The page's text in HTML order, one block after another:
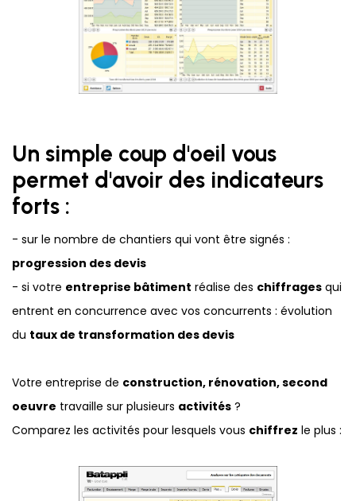
Un simple coup d'oeil vous
permet d'avoir des indicateurs
forts :
- sur le nombre de chantiers qui vont être signés :
progression des devis
- si votre entreprise bâtiment réalise des chiffrages qui
entrent en concurrence avec vos concurrents : évolution
du taux de transformation des devis
Votre entreprise de construction, rénovation, second
oeuvre travaille sur plusieurs activités ?
Comparez les activités pour lesquels vous chiffrez le plus :